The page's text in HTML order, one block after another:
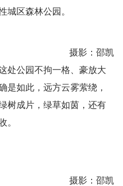
城区森林公园。
摄影：邵凯
处公园不拘一格、豪放大
是如此，远方云雾萦绕，
树成片，绿草如茵，还有
摄影：邵凯